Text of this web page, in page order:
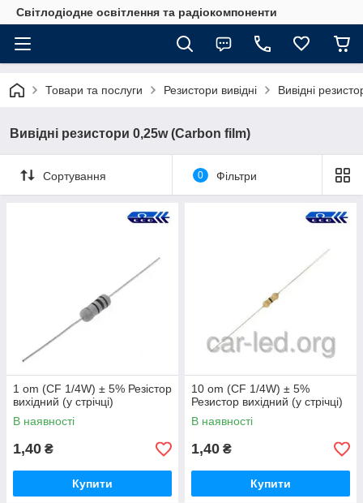
Світлодіодне освітлення та радіокомпоненти
Товари та послуги Резистори вивідні Вивідні
Вивідні резистори 0,25w (Carbon film)
Сортування 0 Фільтри
1 om (CF 1/4W) ± 5% Резістор
вихідний (у стрічці)
В наявності
1,40 ₴
Купити
10 om (CF 1/4W) ± 5%
Резистор вихідний (у стрічці)
В наявності
1,40 ₴
Купити